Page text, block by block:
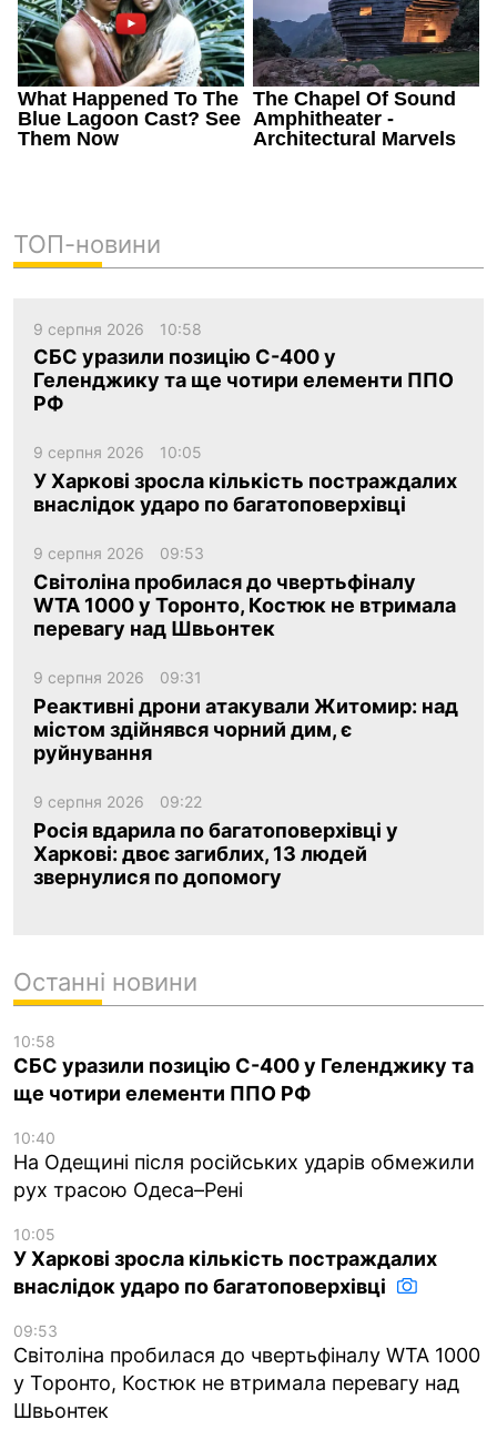
ТОП-новини
9 серпня 2026 10:58
СБС уразили позицію С-400 у
Геленджику та ще чотири елементи ППО
РФ
9 серпня 2026 10:05
У Харкові зросла кількість постраждалих
внаслідок ударо по багатоповерхівці
9 серпня 2026 09:53
Світоліна пробилася до чвертьфіналу
WTA 1000 у Торонто, Костюк не втримала
перевагу над Швьонтек
9 серпня 2026 09:31
Реактивні дрони атакували Житомир: над
містом здійнявся чорний дим, є
руйнування
9 серпня 2026 09:22
Росія вдарила по багатоповерхівці у
Харкові: двоє загиблих, 13 людей
звернулися по допомогу
Останні новини
10:58
СБС уразили позицію С-400 у Геленджику та
ще чотири елементи ППО РФ
10:40
На Одещині після російських ударів обмежили
рух трасою Одеса–Рені
10:05
У Харкові зросла кількість постраждалих
внаслідок ударо по багатоповерхівці
09:53
Світоліна пробилася до чвертьфіналу WTA 1000
у Торонто, Костюк не втримала перевагу над
Швьонтек